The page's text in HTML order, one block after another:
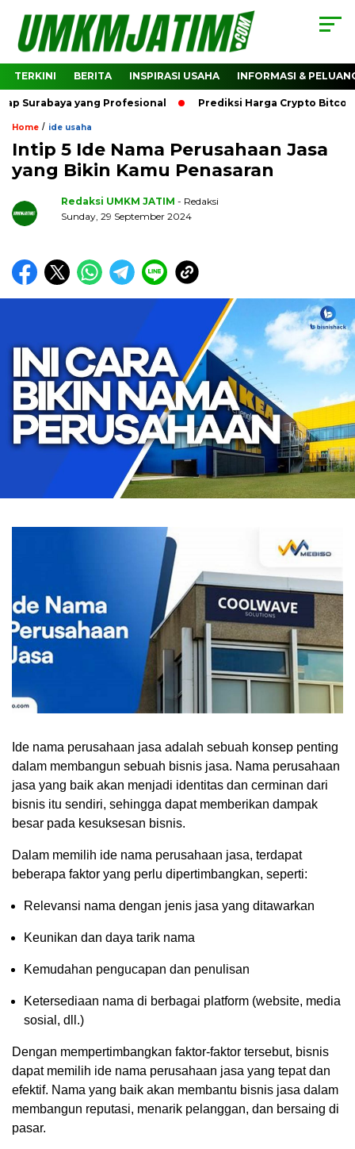
TERKINI BERITA INSPIRASI USAHA INFORMASI &
yang Profesional Prediksi Harga Crypto Bitcoin:
Home / ide usaha
Intip 5 Ide Nama Perusahaan Jasa
yang Bikin Kamu Penasaran
Redaksi UMKM JATIM - Redaksi
Sunday, 29 September 2024
Ide nama perusahaan jasa adalah sebuah konsep penting
dalam membangun sebuah bisnis jasa. Nama perusahaan
jasa yang baik akan menjadi identitas dan cerminan dari
bisnis itu sendiri, sehingga dapat memberikan dampak
besar pada kesuksesan bisnis.
Dalam memilih ide nama perusahaan jasa, terdapat
beberapa faktor yang perlu dipertimbangkan, seperti:
Relevansi nama dengan jenis jasa yang ditawarkan
Keunikan dan daya tarik nama
Kemudahan pengucapan dan penulisan
Ketersediaan nama di berbagai platform (website, media
sosial, dll.)
Dengan mempertimbangkan faktor-faktor tersebut, bisnis
dapat memilih ide nama perusahaan jasa yang tepat dan
efektif. Nama yang baik akan membantu bisnis jasa dalam
membangun reputasi, menarik pelanggan, dan bersaing di
pasar.